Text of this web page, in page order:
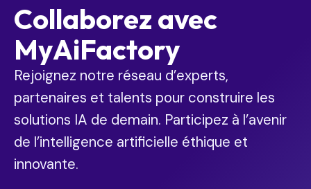
Collaborez avec
MyAiFactory​
Rejoignez notre réseau d’experts,
partenaires et talents pour construire les
solutions IA de demain. Participez à l’avenir
de l’intelligence artificielle éthique et
innovante.